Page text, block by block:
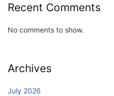
Recent Comments
No comments to show.
Archives
July 2026